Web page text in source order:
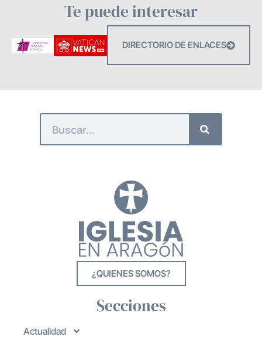
Te puede interesar
DIRECTORIO DE ENLACES
¿QUIENES SOMOS?
Secciones
Actualidad